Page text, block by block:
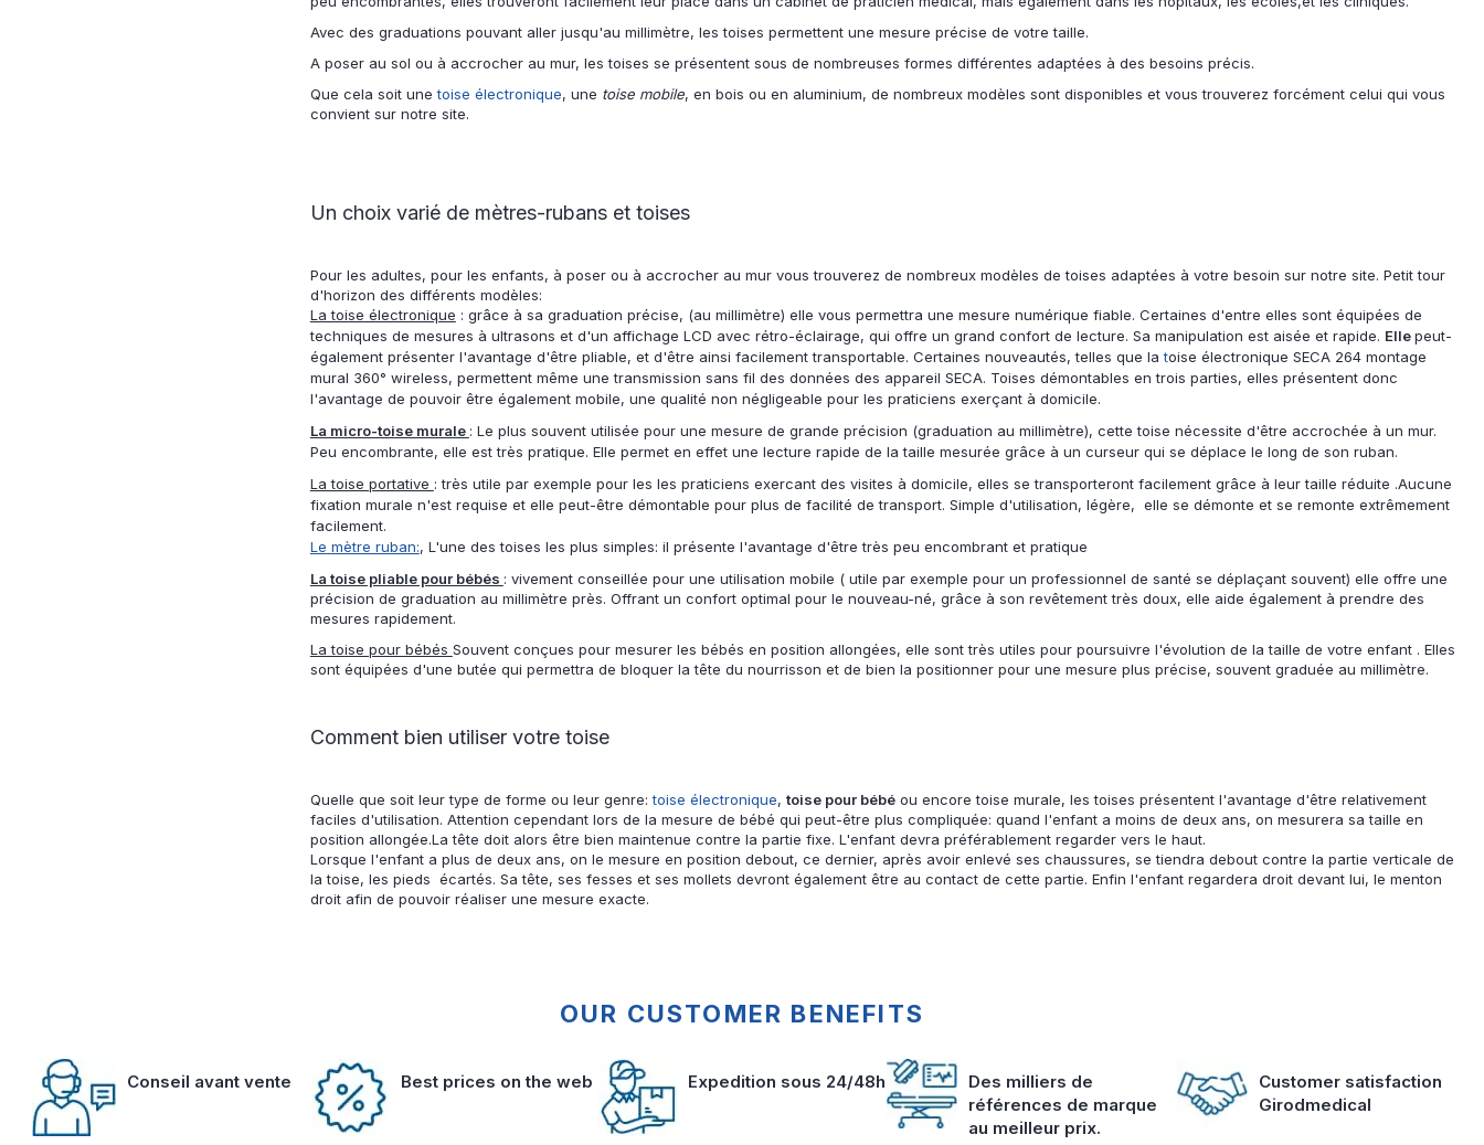
Avec des graduations pouvant aller jusqu'au millimètre, les toises permettent une mesure précise de votre taille.
A poser au sol ou à accrocher au mur, les toises se présentent sous de nombreuses formes différentes adaptées à des besoins précis.
Que cela soit unetoise électronique, une toise mobile, en bois ou en aluminium, de nombreux modèles sont disponibles et vous trouverez forcément celui qui vous
convient sur notre site.
Un choix varié de mètres-rubans et toises
Pour les adultes, pour les enfants, à poser ou à accrocher au mur vous trouverez de nombreux modèles de toises adaptées à votre besoin sur notre site. Petit tour
d'horizon des différents modèles:
La toise électronique : grâce à sa graduation précise, (au millimètre) elle vous permettra une mesure numérique fiable. Certaines d'entre elles sont équipées de
techniques de mesures à ultrasons et d'un affichage LCD avec rétro-éclairage, qui offre un grand confort de lecture. Sa manipulation est aisée et rapide. Ellepeut-
également présenter l'avantage d'être pliable, et d'être ainsi facilement transportable. Certaines nouveautés, telles que latoise électronique SECA 264 montage
mural 360° wireless, permettent même une transmission sans fil des données des appareil SECA. Toises démontables en trois parties, elles présentent donc
l'avantage de pouvoir être également mobile, une qualité non négligeable pour les praticiens exerçant à domicile.
La micro-toise murale : Le plus souvent utilisée pour une mesure de grande précision (graduation au millimètre), cette toise nécessite d'être accrochée à un mur.
Peu encombrante, elle est très pratique. Elle permet en effet une lecture rapide de la taille mesurée grâce à un curseur qui se déplace le long de son ruban.
La toise portative : très utile par exemple pour les les praticiens exercant des visites à domicile, elles se transporteront facilement grâce à leur taille réduite .Aucune
fixation murale n'est requise et elle peut-être démontable pour plus de facilité de transport. Simple d'utilisation, légère, elle se démonte et se remonte extrêmement
facilement.
Le mètre ruban:, L'une des toises les plus simples: il présente l'avantage d'être très peu encombrant et pratique
La toise pliable pour bébés : vivement conseillée pour une utilisation mobile ( utile par exemple pour un professionnel de santé se déplaçant souvent) elle offre une
précision de graduation au millimètre près. Offrant un confort optimal pour le nouveau-né, grâce à son revêtement très doux, elle aide également à prendre des
mesures rapidement.
La toise pour bébés Souvent conçues pour mesurer les bébés en position allongées, elle sont très utiles pour poursuivre l'évolution de la taille de votre enfant . Elles
sont équipées d'une butée qui permettra de bloquer la tête du nourrisson et de bien la positionner pour une mesure plus précise, souvent graduée au millimètre.
Comment bien utiliser votre toise
Quelle que soit leur type de forme ou leur genre: toise électronique, toise pour bébéou encore toise murale, les toises présentent l'avantage d'être relativement
faciles d'utilisation. Attention cependant lors de la mesure de bébé qui peut-être plus compliquée: quand l'enfant a moins de deux ans, on mesurera sa taille en
position allongée.La tête doit alors être bien maintenue contre la partie fixe. L'enfant devra préférablement regarder vers le haut.
Lorsque l'enfant a plus de deux ans, on le mesure en position debout, ce dernier, après avoir enlevé ses chaussures, se tiendra debout contre la partie verticale de
la toise, les pieds écartés. Sa tête, ses fesses et ses mollets devront également être au contact de cette partie. Enfin l'enfant regardera droit devant lui, le menton
droit afin de pouvoir réaliser une mesure exacte.
OUR CUSTOMER BENEFITS
Conseil avant vente Best prices on the web Expedition sous 24/48h
Des milliers de
références de marque
au meilleur prix.
Customer satisfaction
Girodmedical